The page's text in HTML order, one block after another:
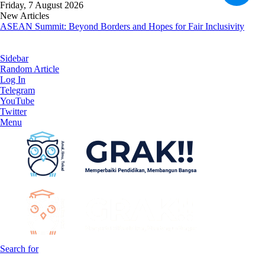
Friday, 7 August 2026
New Articles
ASEAN Summit: Beyond Borders and Hopes for Fair Inclusivity
Sidebar
Random Article
Log In
Telegram
YouTube
Twitter
Menu
Search for